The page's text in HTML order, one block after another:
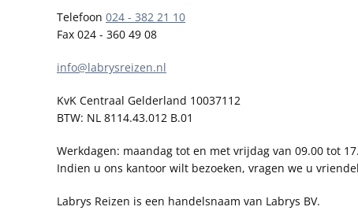
Telefoon 024 - 382 21 10
Fax 024 - 360 49 08
info@labrysreizen.nl
KvK Centraal Gelderland 10037112
BTW: NL 8114.43.012 B.01
Werkdagen: maandag tot en met vrijdag van 09.00 tot
Indien u ons kantoor wilt bezoeken, vragen we u
Labrys Reizen is een handelsnaam van Labrys BV.